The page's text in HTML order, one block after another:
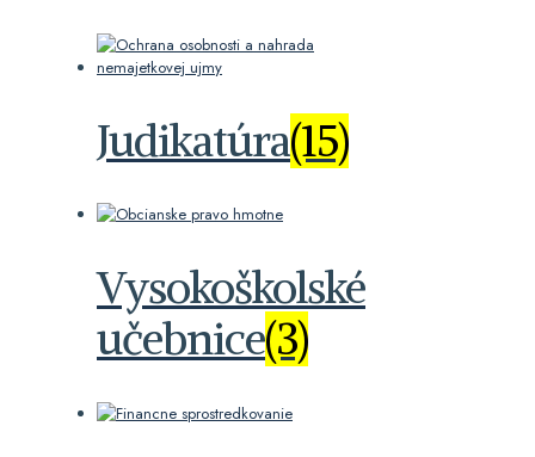
Judikatúra(15)
Vysokoškolské
učebnice(3)